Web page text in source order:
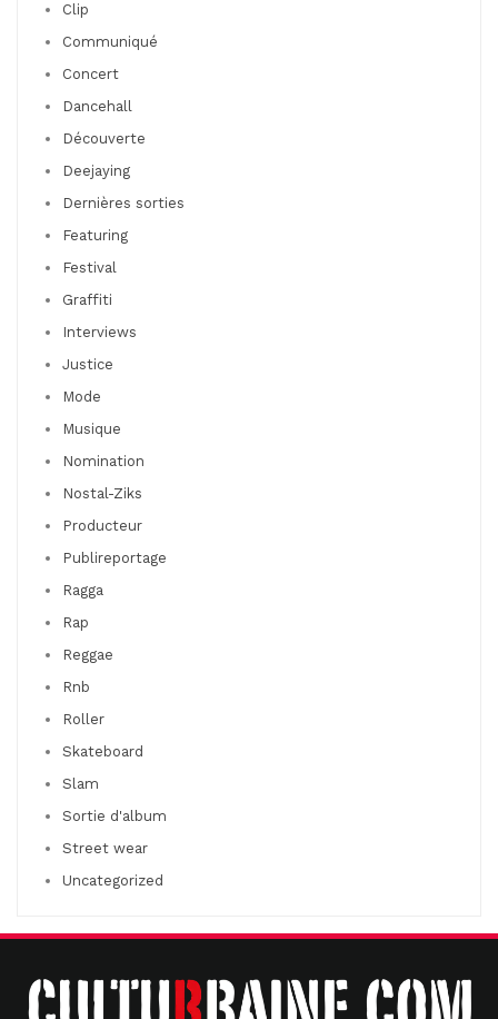
Clip
Communiqué
Concert
Dancehall
Découverte
Deejaying
Dernières sorties
Featuring
Festival
Graffiti
Interviews
Justice
Mode
Musique
Nomination
Nostal-Ziks
Producteur
Publireportage
Ragga
Rap
Reggae
Rnb
Roller
Skateboard
Slam
Sortie d'album
Street wear
Uncategorized